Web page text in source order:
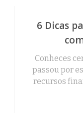
6 Dicas
Conheces
passou por
recursos